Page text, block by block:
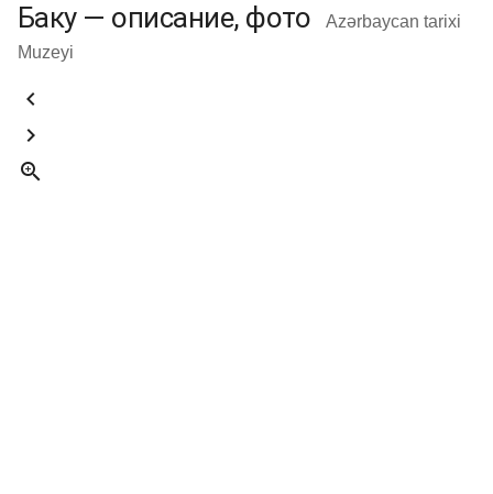
Баку — описание, фото
Azərbaycan tarixi
Muzeyi


